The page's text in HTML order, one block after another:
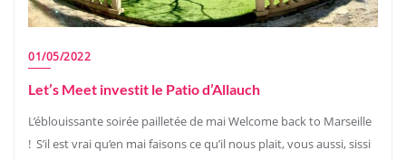
01/05/2022
Let’s Meet investit le Patio d’Allauch
L’éblouissante soirée pailletée de mai Welcome back to Marseille
! S’il est vrai qu’en mai faisons ce qu’il nous plait, vous aussi, sissi